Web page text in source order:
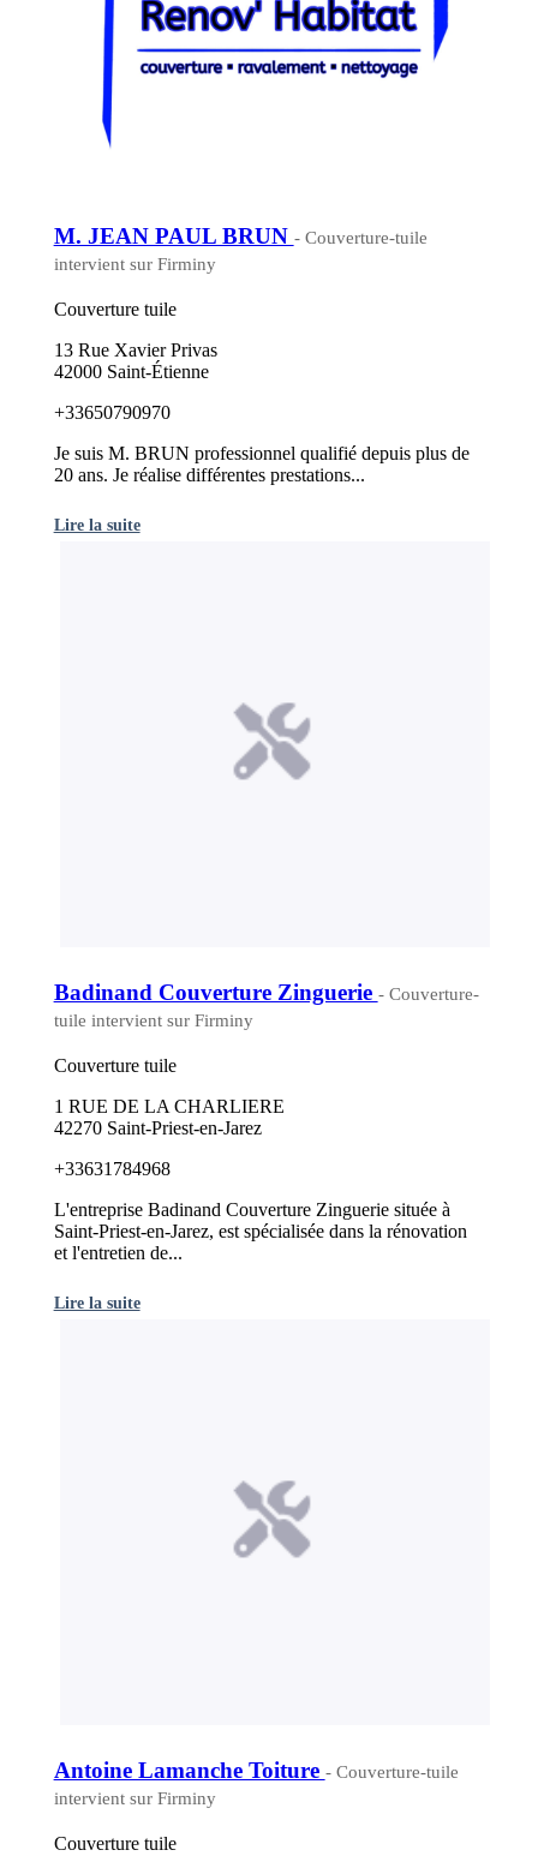
M. JEAN PAUL BRUN - Couverture-tuile
intervient sur Firminy
Couverture tuile
13 Rue Xavier Privas
42000 Saint-Étienne
+33650790970
Je suis M. BRUN professionnel qualifié depuis plus de
20 ans. Je réalise différentes prestations...
Lire la suite
Badinand Couverture Zinguerie - Couverture-
tuile intervient sur Firminy
Couverture tuile
1 RUE DE LA CHARLIERE
42270 Saint-Priest-en-Jarez
+33631784968
L'entreprise Badinand Couverture Zinguerie située à
Saint-Priest-en-Jarez, est spécialisée dans la rénovation
et l'entretien de...
Lire la suite
Antoine Lamanche Toiture - Couverture-tuile
intervient sur Firminy
Couverture tuile